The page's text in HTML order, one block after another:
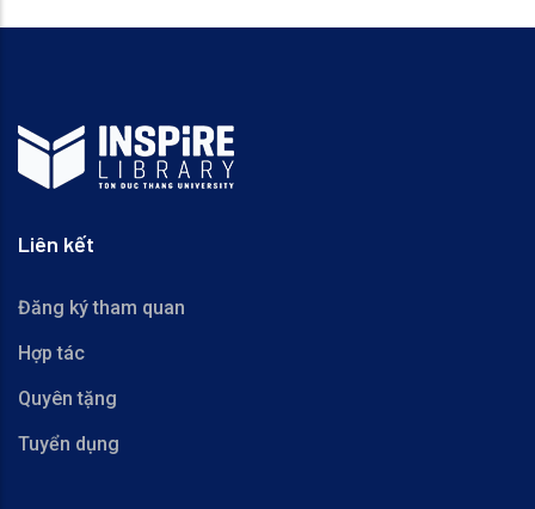
Liên kết
Đăng ký tham quan
Hợp tác
Quyên tặng
Tuyển dụng